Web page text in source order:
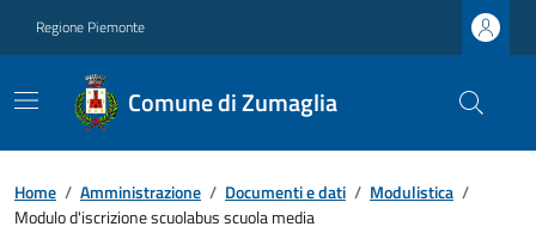
Regione Piemonte
Comune di Zumaglia
Home / Amministrazione / Documenti e dati / Modulistica /
Modulo d'iscrizione scuolabus scuola media